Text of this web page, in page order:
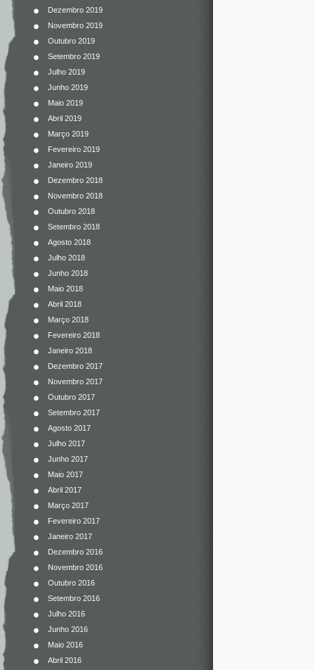
Dezembro 2019
Novembro 2019
Outubro 2019
Setembro 2019
Julho 2019
Junho 2019
Maio 2019
Abril 2019
Março 2019
Fevereiro 2019
Janeiro 2019
Dezembro 2018
Novembro 2018
Outubro 2018
Setembro 2018
Agosto 2018
Julho 2018
Junho 2018
Maio 2018
Abril 2018
Março 2018
Fevereiro 2018
Janeiro 2018
Dezembro 2017
Novembro 2017
Outubro 2017
Setembro 2017
Agosto 2017
Julho 2017
Junho 2017
Maio 2017
Abril 2017
Março 2017
Fevereiro 2017
Janeiro 2017
Dezembro 2016
Novembro 2016
Outubro 2016
Setembro 2016
Julho 2016
Junho 2016
Maio 2016
Abril 2016